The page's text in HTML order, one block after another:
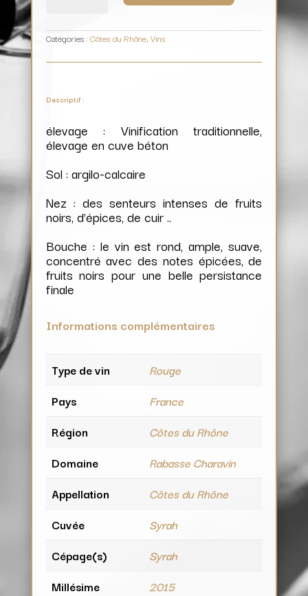
Charavin
Catégories : Côtes du Rhône, Vins
Descriptif :
élevage : Vinification traditionnelle,
élevage en cuve béton
Sol : argilo-calcaire
Nez : des senteurs intenses de fruits
noirs, d’épices, de cuir ..
Bouche : le vin est rond, ample, suave,
concentré avec des notes épicées, de
fruits noirs pour une belle persistance
finale
Informations complémentaires
Type de vin
Rouge
Pays
France
Région
Côtes du Rhône
Domaine
Rabasse Charavin
Appellation
Côtes du Rhône
Cuvée
Syrah
Cépage(s)
Syrah
Millésime
2015